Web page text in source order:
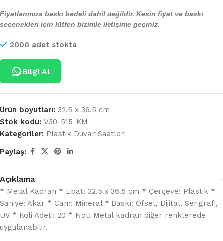
Fiyatlarımıza baskı bedeli dahil değildir. Kesin fiyat ve baskı
seçenekleri için lütfen bizimle iletişime geçiniz.
2000 adet stokta
Bilgi Al
Ürün boyutları: 32.5 x 36.5 cm
Stok kodu: V30-515-KM
Kategoriler: Plastik Duvar Saatleri
Paylaş:
Açıklama
* Metal Kadran * Ebat: 32.5 x 36.5 cm * Çerçeve: Plastik *
Saniye: Akar * Cam: Mineral * Baskı: Ofset, Dijital, Serigrafi,
UV * Koli Adeti: 20 * Not: Metal kadran diğer renklerede
uygulanabilir.